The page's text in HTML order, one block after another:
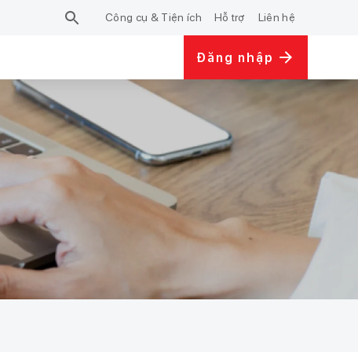
Công cụ & Tiện ích Hỗ trợ Liên hệ
Đăng nhập